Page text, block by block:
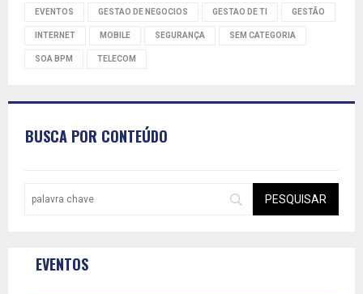
EVENTOS GESTAO DE NEGOCIOS GESTAO DE TI GESTÃO
INTERNET MOBILE SEGURANÇA SEM CATEGORIA
SOA BPM TELECOM
BUSCA POR CONTEÚDO
EVENTOS